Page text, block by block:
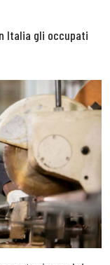
Italia gli occupati